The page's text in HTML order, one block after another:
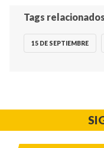
Tags relacionados
15 DE SEPTIEMBRE